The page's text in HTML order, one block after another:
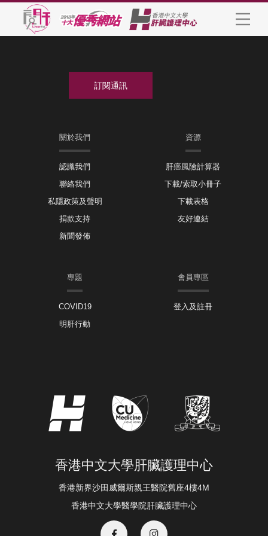
關於我們
認識我們
聯絡我們
私隱政策及聲明
捐款支持
新聞發佈
資源
肝癌風險計算器
下載/索取小冊子
下載表格
友好連結
專題
COVID19
明肝行動
會員專區
登入及註冊
香港中文大學肝臟護理中心
香港新界沙田威爾斯親王醫院舊座4樓4M
香港中文大學醫學院肝臟護理中心